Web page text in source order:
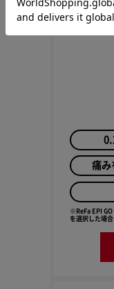
痛み
※ReFa EPI GO
を選択した場合